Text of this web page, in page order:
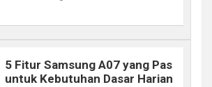
5 Fitur Samsung A07 yang Pas
untuk Kebutuhan Dasar Harian